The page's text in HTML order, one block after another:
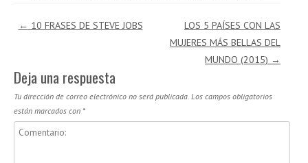
Navegación de entradas
← 10 FRASES DE STEVE JOBS
LOS 5 PAÍSES CON LAS
MUJERES MÁS BELLAS DEL
MUNDO (2015) →
Deja una respuesta
Tu dirección de correo electrónico no será publicada. Los campos obligatorios
están marcados con *